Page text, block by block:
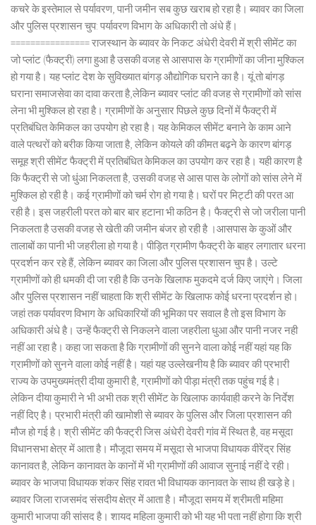
कचरे के इस्तेमाल से पर्यावरण, पानी जमीन सब कुछ खराब हो रहा है। ब्यावर का जिला
और पुलिस प्रशासन चुप: पर्यावरण विभाग के अधिकारी तो अंधे हैं।
================ राजस्थान के ब्यावर के निकट अंधेरी देवरी में श्री सीमेंट का
जो प्लांट (फैक्ट्री) लगा हुआ है उसकी वजह से आसपास के ग्रामीणों का जीना मुश्किल
हो गया है। यह प्लांट देश के सुविख्यात बांगड़ औद्योगिक घराने का है। यूं तो बांगड़
घराना समाजसेवा का दावा करता है,लेकिन ब्यावर प्लांट की वजह से ग्रामीणों को सांस
लेना भी मुश्किल हो रहा है। ग्रामीणों के अनुसार पिछले कुछ दिनों में फैक्ट्री में
प्रतिबंधित केमिकल का उपयोग हो रहा है। यह केमिकल सीमेंट बनाने के काम आने
वाले पत्थरों को बरीक किया जाता है, लेकिन कोयले की कीमत बढ़ने के कारण बांगड़
समूह श्री सीमेंट फैक्ट्री में प्रतिबंधित केमिकल का उपयोग कर रहा है। यही कारण है
कि फैक्ट्री से जो धुंआ निकलता है, उसकी वजह से आस पास के लोगों को सांस लेने में
मुश्किल हो रही है। कई ग्रामीणों को चर्म रोग हो गया है। घरों पर मिट्टी की परत आ
रही है। इस जहरीली परत को बार बार हटाना भी कठिन है। फैक्ट्री से जो जरीला पानी
निकलता है उसकी वजह से खेती की जमीन बंजर हो रही है ।आसपास के कुओं और
तालाबों का पानी भी जहरीला हो गया है। पीड़ित ग्रामीण फैक्ट्री के बाहर लगातार धरना
प्रदर्शन कर रहे हैं, लेकिन ब्यावर का जिला और पुलिस प्रशासन चुप है। उल्टे
ग्रामीणों को ही धमकी दी जा रही है कि उनके खिलाफ मुकदमे दर्ज किए जाएंगे। जिला
और पुलिस प्रशासन नहीं चाहता कि श्री सीमेंट के खिलाफ कोई धरना प्रदर्शन हो।
जहां तक पर्यावरण विभाग के अधिकारियों की भूमिका पर सवाल है तो इस विभाग के
अधिकारी अंधे है। उन्हें फैक्ट्री से निकलने वाला जहरीला धुआ और पानी नजर नही
नहीं आ रहा है। कहा जा सकता है कि ग्रामीणों की सुनने वाला कोई नहीं यहां यह कि
ग्रामीणों को सुनने वाला कोई नहीं है। यहां यह उल्लेखनीय है कि ब्यावर की प्रभारी
राज्य के उपमुख्यमंत्री दीया कुमारी है, ग्रामीणों को पीड़ा मंत्री तक पहुंच गई है।
लेकिन दीया कुमारी ने भी अभी तक श्री सीमेंट के खिलाफ कार्यवाही करने के निर्देश
नहीं दिए है। प्रभारी मंत्री की खामोशी से ब्यावर के पुलिस और जिला प्रशासन की
मौज हो गई है। श्री सीमेंट की फैक्ट्री जिस अंधेरी देवरी गांव में स्थित है, वह मसूदा
विधानसभा क्षेत्र में आता है। मौजूदा समय में मसूदा से भाजपा विधायक वीरेंद्र सिंह
कानावत है, लेकिन कानावत के कानों में भी ग्रामीणों की आवाज सुनाई नहीं दे रही।
ब्यावर के भाजपा विधायक शंकर सिंह रावत भी विधायक कानावत के साथ ही खड़े हे।
ब्यावर जिला राजसमंद संसदीय क्षेत्र में आता है। मौजूदा समय में श्रीमती महिमा
कुमारी भाजपा की सांसद है। शायद महिला कुमारी को भी यह भी पता नहीं होगा कि श्री